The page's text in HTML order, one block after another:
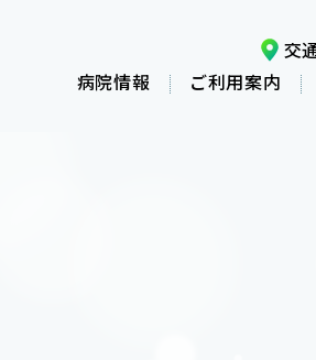
病院情報 ご利用案内
交